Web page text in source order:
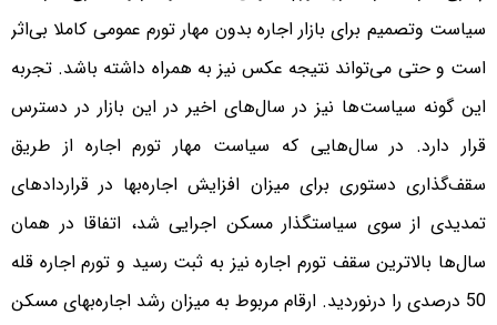
سیاست وتصمیم برای بازار اجاره بدون مهار تورم عمومی کاملا بی‌‌‌‌اثر
است و حتی می‌تواند نتیجه عکس نیز به همراه داشته باشد. تجربه
این گونه سیاست‌‌‌‌ها نیز در سال‌های اخیر در این بازار در دسترس
قرار دارد. در سال‌هایی که سیاست‌‌‌‌ مهار تورم اجاره از طریق
سقف‌‌‌‌گذاری دستوری برای میزان افزایش اجاره‌‌‌‌بها در قراردادهای
تمدیدی از سوی سیاستگذار مسکن اجرایی شد، اتفاقا در همان
سال‌ها بالاترین سقف تورم اجاره نیز به ثبت رسید و تورم اجاره قله
50 درصدی را درنوردید. ارقام مربوط به میزان رشد اجاره‌‌‌‌بهای مسکن